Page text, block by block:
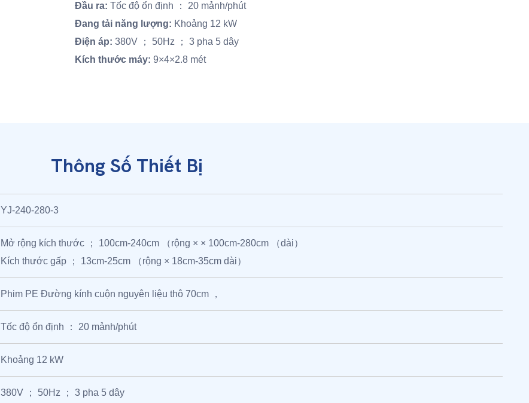
Đầu ra: Tốc độ ổn định ： 20 mảnh/phút
Đang tải năng lượng: Khoảng 12 kW
Điện áp: 380V ； 50Hz ； 3 pha 5 dây
Kích thước máy: 9×4×2.8 mét
Thông Số Thiết Bị
YJ-240-280-3
Mở rộng kích thước ； 100cm-240cm （rộng × × 100cm-280cm （dài）
Kích thước gấp ； 13cm-25cm （rộng × 18cm-35cm dài）
Phim PE Đường kính cuộn nguyên liệu thô 70cm ，
Tốc độ ổn định ： 20 mảnh/phút
Khoảng 12 kW
380V ； 50Hz ； 3 pha 5 dây